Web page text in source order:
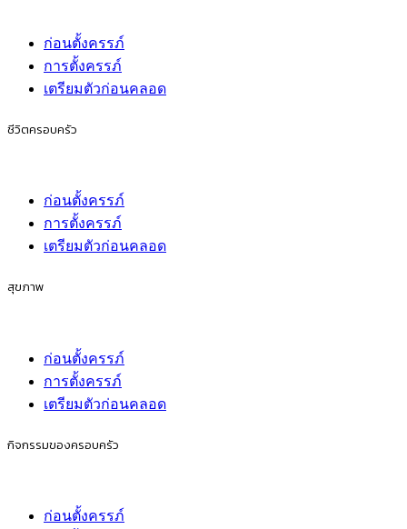
ก่อนตั้งครรภ์
การตั้งครรภ์
เตรียมตัวก่อนคลอด
ชีวิตครอบครัว
ก่อนตั้งครรภ์
การตั้งครรภ์
เตรียมตัวก่อนคลอด
สุขภาพ
ก่อนตั้งครรภ์
การตั้งครรภ์
เตรียมตัวก่อนคลอด
กิจกรรมของครอบครัว
ก่อนตั้งครรภ์